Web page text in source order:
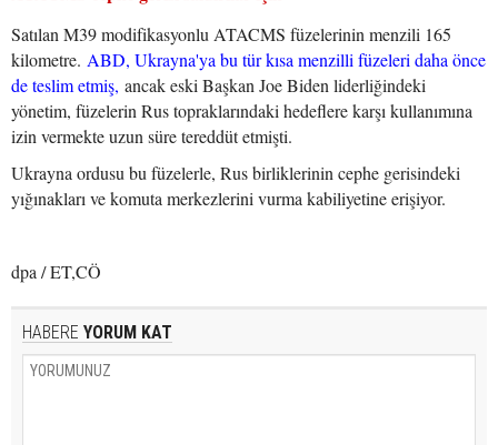
Satılan M39 modifikasyonlu ATACMS füzelerinin menzili 165
kilometre. ABD, Ukrayna'ya bu tür kısa menzilli füzeleri daha önce
de teslim etmiş, ancak eski Başkan Joe Biden liderliğindeki
yönetim, füzelerin Rus topraklarındaki hedeflere karşı kullanımına
izin vermekte uzun süre tereddüt etmişti.
Ukrayna ordusu bu füzelerle, Rus birliklerinin cephe gerisindeki
yığınakları ve komuta merkezlerini vurma kabiliyetine erişiyor.
dpa / ET,CÖ
HABERE YORUM KAT